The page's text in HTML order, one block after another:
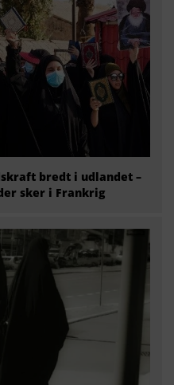
bredt i udlandet –
sker i Frankrig